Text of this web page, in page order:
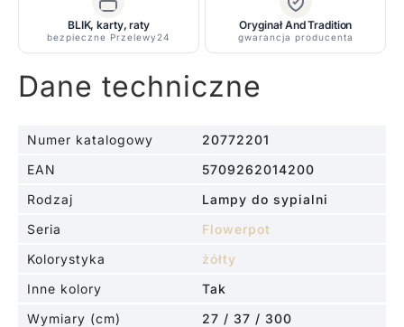
cm
BLIK, karty, raty
bezpieczne Przelewy24
Oryginał And Tradition
gwarancja producenta
Dane techniczne
Numer katalogowy
20772201
EAN
5709262014200
Rodzaj
Lampy do sypialni
Seria
Flowerpot
Kolorystyka
żółty
Inne kolory
Tak
Wymiary (cm)
27 / 37 / 300